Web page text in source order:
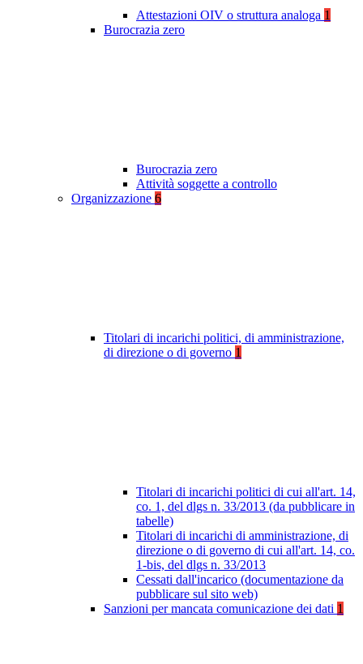
Attestazioni OIV o struttura analoga 1
Burocrazia zero
Burocrazia zero
Attività soggette a controllo
Organizzazione 6
Titolari di incarichi politici, di amministrazione,
di direzione o di governo 1
Titolari di incarichi politici di cui all'art. 14,
co. 1, del dlgs n. 33/2013 (da pubblicare in
tabelle)
Titolari di incarichi di amministrazione, di
direzione o di governo di cui all'art. 14, co.
1-bis, del dlgs n. 33/2013
Cessati dall'incarico (documentazione da
pubblicare sul sito web)
Sanzioni per mancata comunicazione dei dati 1